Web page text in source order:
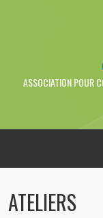
ASSOCIATION POUR
ATELIERS